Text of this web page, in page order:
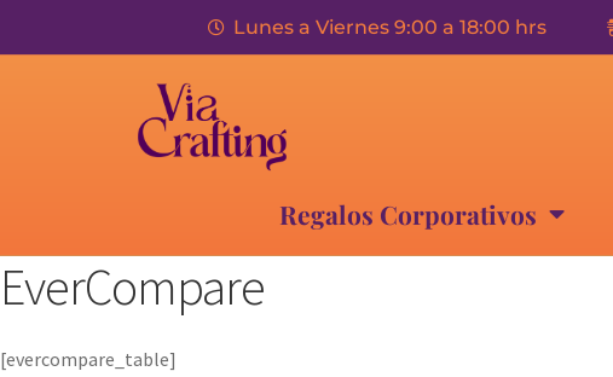
Lunes a Viernes 9:00 a 18:00 hrs
Regalos Corporativos
EverCompare
[evercompare_table]